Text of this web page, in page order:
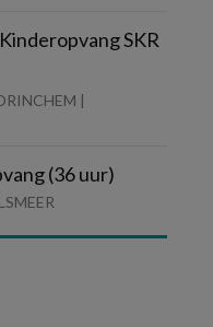
SKR
|
(36 uur)